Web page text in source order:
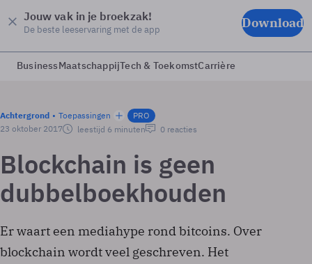
Jouw vak in je broekzak!
De beste leeservaring met de app Download
BusinessMaatschappijTech & ToekomstCarrière
Achtergrond Toepassingen
PRO
23 oktober 2017
leestijd 6 minuten 0 reacties
Blockchain is geen
dubbelboekhouden
Er waart een mediahype rond bitcoins. Over
blockchain wordt veel geschreven. Het